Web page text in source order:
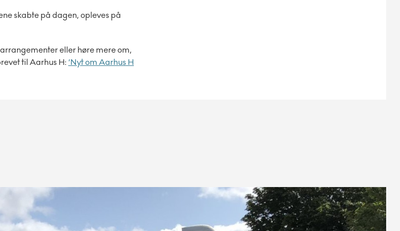
skabte på dagen, opleves på
eller høre mere om,
til Aarhus H: ‘Nyt om Aarhus H